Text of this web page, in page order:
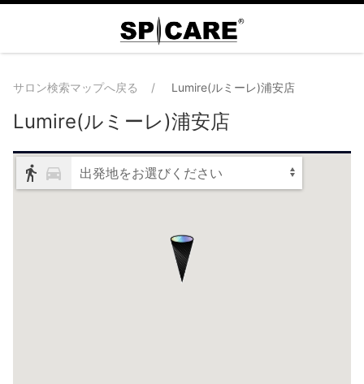
サロン検索マップへ戻る Lumire(ルミーレ)浦安店
Lumire(ルミーレ)浦安店
出発地をお選びください